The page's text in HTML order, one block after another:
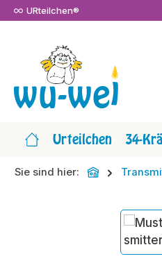
Hauptinhalt springen
Zur Suche springen
Zur Hauptnavigation
URteilchen®
Urteilchen 34-
Sie sind hier:
Bildergalerie